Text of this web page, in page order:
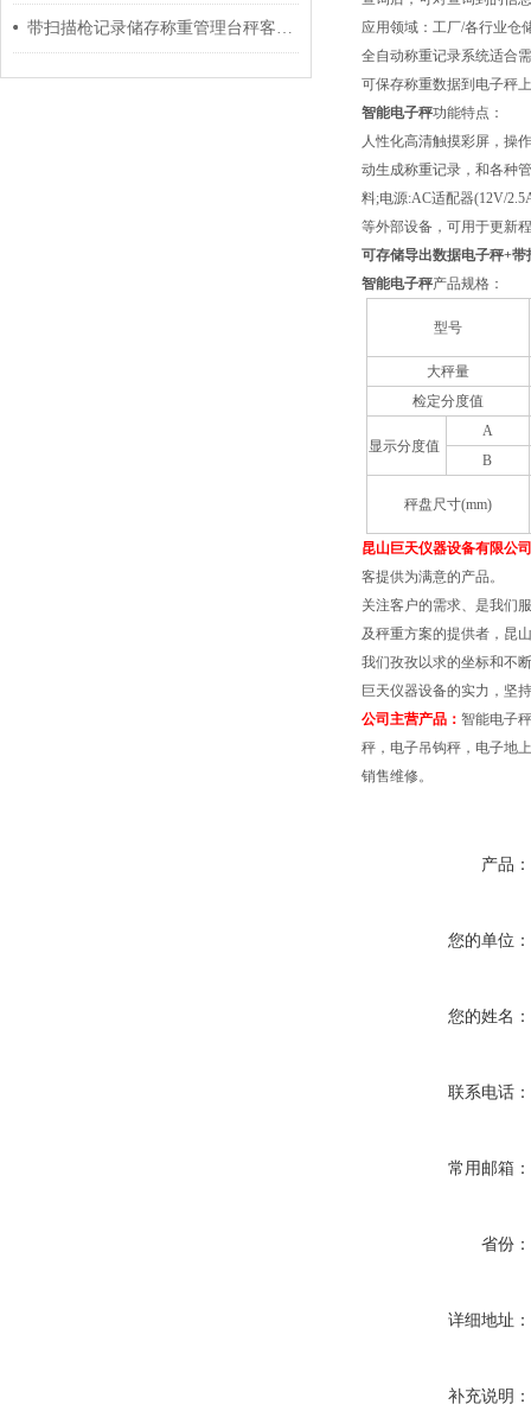
带扫描枪记录储存称重管理台秤客制软件
应用领域：工厂/各行业仓
全自动称重记录系统适合
可保存称重数据到电子秤
智能电子秤功能特点：
人性化高清触摸彩屏，操
动生成称重记录，和各种
料;电源:AC适配器(12V/
等外部设备，可用于更新
可存储导出数据电子秤+带
智能电子秤产品规格：
型号
大秤量
检定分度值
显示分度值
A
B
秤盘尺寸(mm)
昆山巨天仪器设备有限公司
客提供为满意的产品。
关注客户的需求、是我们
及秤重方案的提供者，昆
我们孜孜以求的坐标和不
巨天仪器设备的实力，坚
公司主营产品： 智能电子
秤，电子吊钩秤，电子地
销售维修。
产品：
您的单位：
您的姓名：
联系电话：
常用邮箱：
省份：
详细地址：
补充说明：